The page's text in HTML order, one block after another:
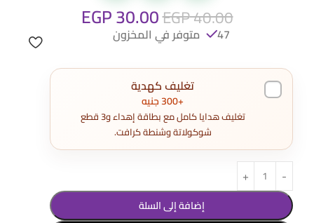
EGP40.00
EGP30.00
47 متوفر في المخزون
تغليف كهدية
+300 جنيه
تغليف هدايا كامل مع بطاقة إهداء و3 قطع
شوكولاتة وشنطة كرافت.
إضافة إلى السلة